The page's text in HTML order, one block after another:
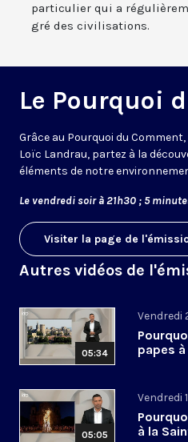
particulier qui a
gré des civilisations.
Le Pourquoi
Grâce au Pourquoi du
Loïc Landrau, partez à la
éléments de notre
Le vendredi soir à 21h30 ; 5
Visiter la page de
Autres vidéos de
05:34
Vendredi
papes
05:05
Vendredi
à la